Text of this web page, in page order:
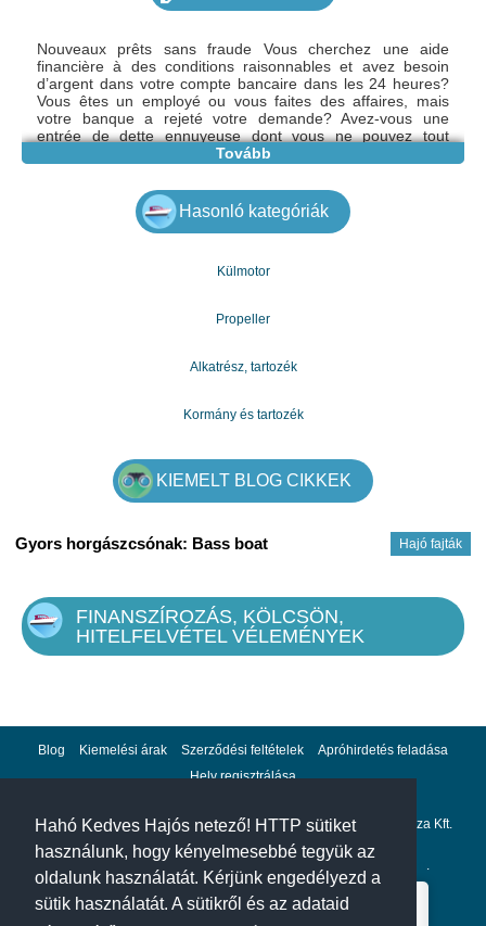
Hahó Kedves Hajós netező! HTTP sütiket
használunk, hogy kényelmesebbé tegyük az
oldalunk használatát. Kérjünk engedélyezd a
sütik használatát. A sütikről és az adataid
Nouveaux prêts sans fraude Vous cherchez une aide
financière à des conditions raisonnables et avez besoin
d’argent dans votre compte bancaire dans les 24 heures?
Vous êtes un employé ou vous faites des affaires, mais
votre banque a rejeté votre demande? Avez-vous une
entrée de dette ennuyeuse dont vous ne pouvez tout
simplement pas vous débarrasser? Dans tous les cas, je
une évaluation non contraignante et obtenez un excellent
prêt non bancaire à des conditions favorables. Ecrire un
email : bescoticatin@gmail.com
Tovább
Hasonló kategóriák
Külmotor
Propeller
Alkatrész, tartozék
Kormány és tartozék
KIEMELT BLOG CIKKEK
Hajó fajták
Gyors horgászcsónak: Bass boat
FINANSZÍROZÁS, KÖLCSÖN,
HITELFELVÉTEL VÉLEMÉNYEK
Blog Kiemelési árak Szerződési feltételek
Apróhirdetés feladása
Hely regisztrálása
Adatvédelem Impresszum A hahohajo.hu kiadója a GlobalPlaza Kft.
A hahohajo.hu online bankkártyás fizetési partnere az .